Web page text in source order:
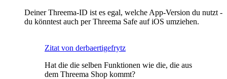
Deiner Threema-ID ist es egal, welche App-Version du nutzt -
du könntest auch per Threema Safe auf iOS umziehen.
Zitat von derbaertigefrytz
Hat die die selben Funktionen wie die, die aus
dem Threema Shop kommt?